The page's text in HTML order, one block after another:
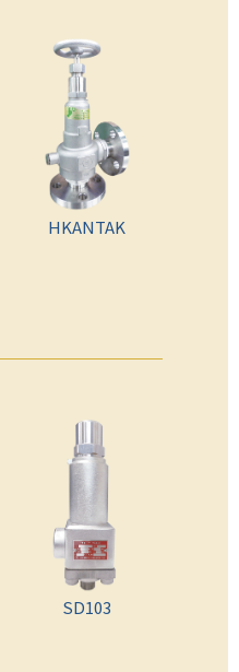
HKANTAK
SD103